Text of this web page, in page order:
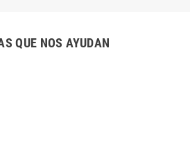
QUE NOS AYUDAN